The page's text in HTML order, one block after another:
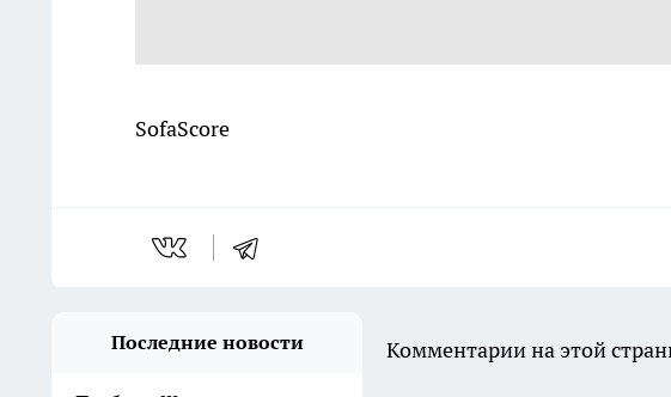
SofaScore
Последние новости Комментарии на этой